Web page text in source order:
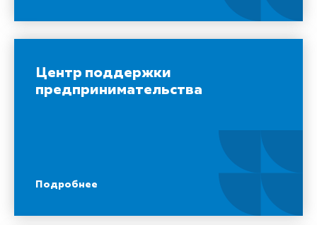
Центр поддержки
предпринимательства
Подробнее